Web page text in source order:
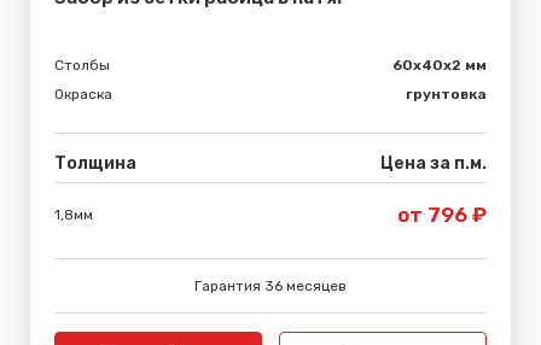
Столбы
60х40х2 мм
Окраска
грунтовка
Толщина Цена за п.м.
1,8мм от 796 ₽
Гарантия 36 месяцев